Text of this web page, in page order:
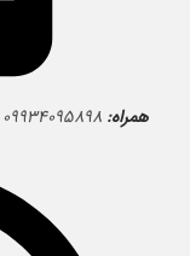
همراه: ۰۹۹۳۴۰۹۵۸۹۸